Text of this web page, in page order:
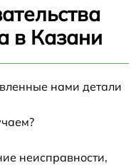
в Казани
нами детали
неисправности,